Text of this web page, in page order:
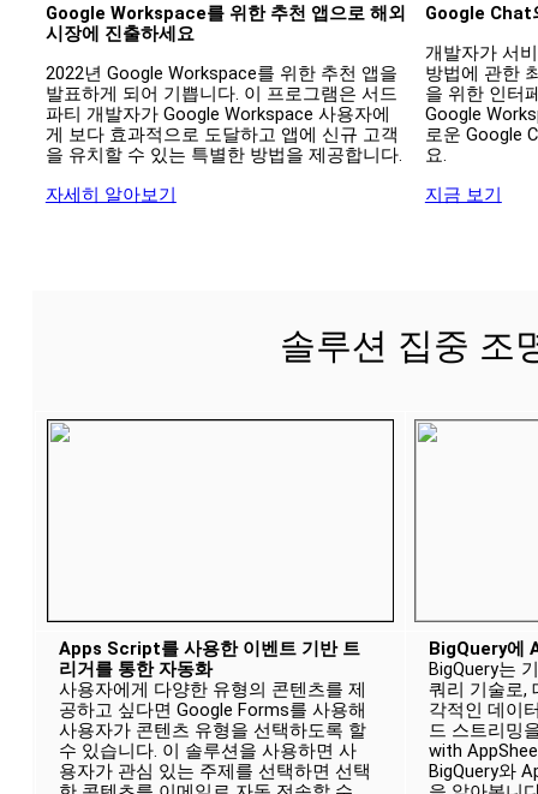
Google Workspace를 위한 추천 앱으로 해외
시장에 진출하세요
2022년 Google Workspace를 위한 추천 앱을
발표하게 되어 기쁩니다. 이 프로그램은 서드
파티 개발자가 Google Workspace 사용자에
게 보다 효과적으로 도달하고 앱에 신규 고객
을 유치할 수 있는 특별한 방법을 제공합니다.
자세히 알아보기
Google Chat
개발자가 서
방법에 관한
을 위한 인터
Google
로운 Google
요.
지금 보기
솔루션 집중 조
Apps Script를 사용한 이벤트 기반 트
리거를 통한 자동화
사용자에게 다양한 유형의 콘텐츠를 제
공하고 싶다면 Google Forms를 사용해
사용자가 콘텐츠 유형을 선택하도록 할
수 있습니다. 이 솔루션을 사용하면 사
용자가 관심 있는 주제를 선택하면 선택
BigQuery에
BigQuery는
쿼리 기술로,
각적인 데이
드 스트리밍
with
BigQuery와